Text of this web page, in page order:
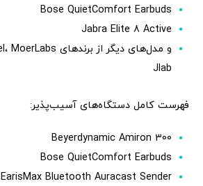
Bose QuietComfort Earbuds
Jabra Elite 8 Active
Jlab
فهرست کامل دستگاه‌های آسیب‌پذیر:
Beyerdynamic Amiron 300
Bose QuietComfort Earbuds
EarisMax Bluetooth Auracast Sender